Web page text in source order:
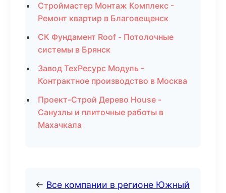
Строймастер Монтаж Комплекс -
Ремонт квартир в Благовещенск
СК Фундамент Roof - Потолочные
системы в Брянск
Завод ТехРесурс Модуль -
Контрактное производство в Москва
Проект-Строй Дерево House -
Санузлы и плиточные работы в
Махачкала
← Все компании в регионе Южный